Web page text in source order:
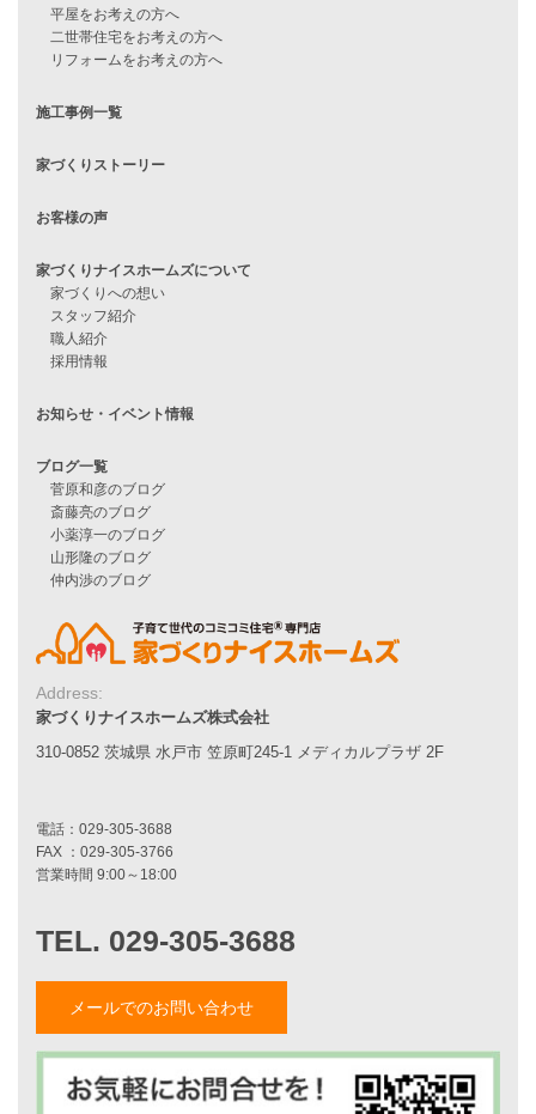
見学会情報
住宅ローン審査に落ちた方・
住宅ローンのよくある質問
Line Up
WOOD BOX
自由設計注文住宅
Smart2030
シンプルな平屋
家づくりナイスホームズの家づくり
エコハウス
耐震性能
家づくりの流れ
アフターメンテナンス
平屋をお考えの方へ
二世帯住宅をお考えの方へ
リフォームをお考えの方へ
家づくりストーリー
家づくりナイスホームズについて
スタッフ紹介
採用情報
Address:
家づくりナイスホームズ株式会社
310-0852 茨城県 水戸市 笠原町245-1 メディカルプラザ 2F
メールでのお問い合わせ